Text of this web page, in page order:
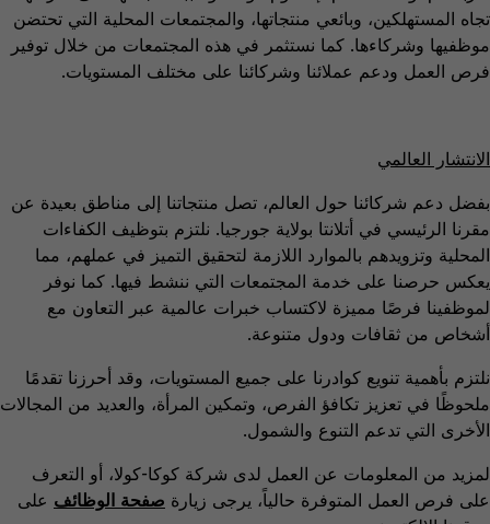
تجاه المستهلكين، وبائعي منتجاتها، والمجتمعات المحلية التي تحتضن
موظفيها وشركاءها. كما نستثمر في هذه المجتمعات من خلال توفير
فرص العمل ودعم عملائنا وشركائنا على مختلف المستويات.
الانتشار العالمي
بفضل دعم شركائنا حول العالم، تصل منتجاتنا إلى مناطق بعيدة عن
مقرنا الرئيسي في أتلانتا بولاية جورجيا. نلتزم بتوظيف الكفاءات
المحلية وتزويدهم بالموارد اللازمة لتحقيق التميز في عملهم، مما
يعكس حرصنا على خدمة المجتمعات التي ننشط فيها. كما نوفر
لموظفينا فرصًا مميزة لاكتساب خبرات عالمية عبر التعاون مع
أشخاص من ثقافات ودول متنوعة.
نلتزم بأهمية تنويع كوادرنا على جميع المستويات، وقد أحرزنا تقدمًا
ملحوظًا في تعزيز تكافؤ الفرص، وتمكين المرأة، والعديد من المجالات
الأخرى التي تدعم التنوع والشمول.
لمزيد من المعلومات عن العمل لدى شركة كوكا-كولا، أو التعرف
على فرص العمل المتوفرة حالياً، يرجى زيارة صفحة الوظائف على